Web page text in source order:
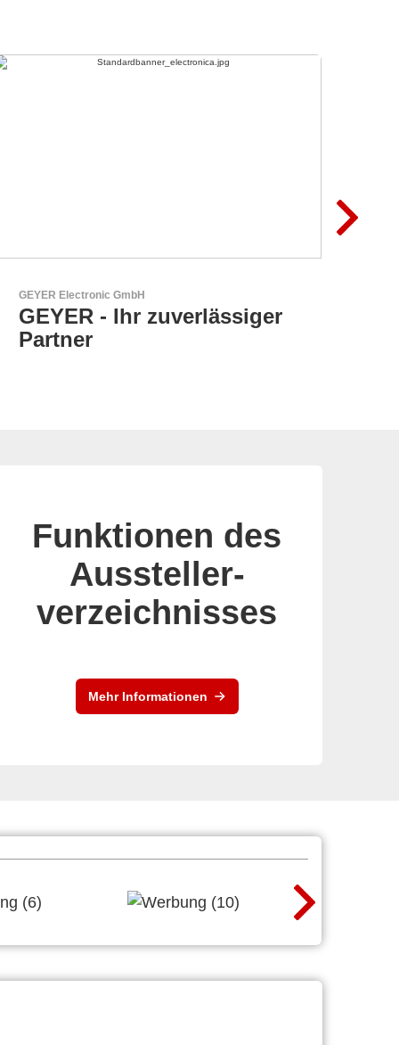
RECOM Power GmbH
AC/DC- & DC/DC-Wandler
Funktionen des
Aussteller-
verzeichnisses
Mehr Informationen